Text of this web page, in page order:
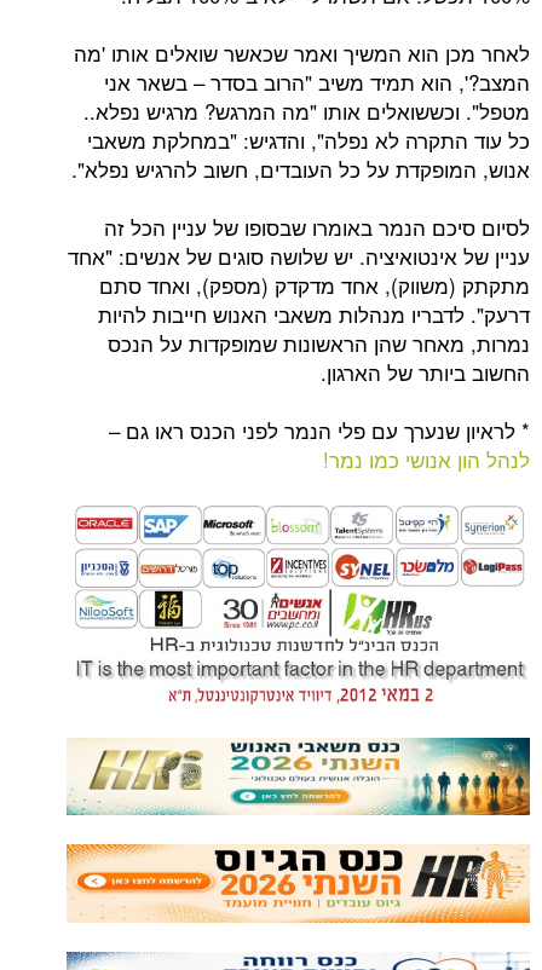
המשיך ואמר שכאשר שואלים אותו 'מה
תמיד משיב "הרוב בסדר – בשאר אני
אותו "מה המרגש? מרגיש נפלא..
לא נפלה", והדגיש: "במחלקת משאבי
על כל העובדים, חשוב להרגיש נפלא".
הנמר באומרו שבסופו של עניין הכל זה
יש שלושה סוגים של אנשים: "אחד
אחד מדקדק (מספק), ואחד סתם
מנהלות משאבי האנוש חייבות להיות
שהן הראשונות שמופקדות על הנכס
של הארגון.
עם פלי הנמר לפני הכנס ראו גם –
כמו נמר!